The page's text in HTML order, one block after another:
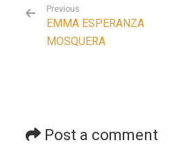
Previous
EMMA ESPERANZA
MOSQUERA
Post a comment